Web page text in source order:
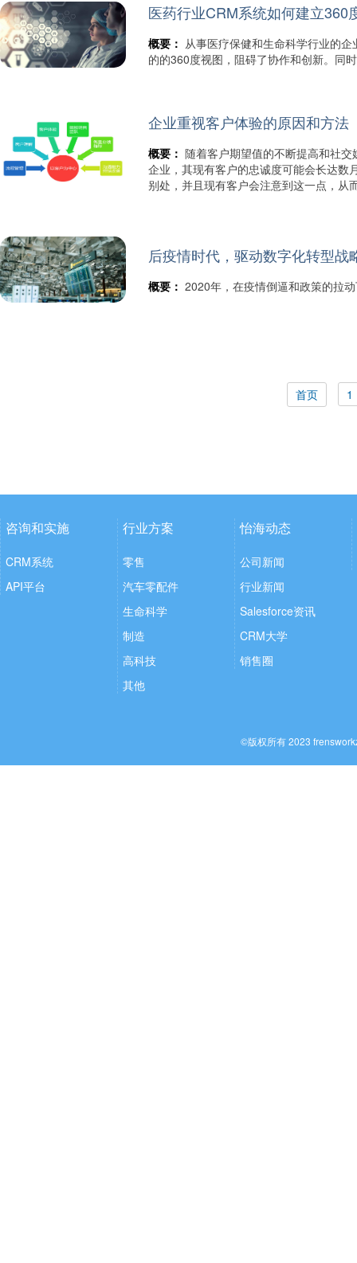
医药行业CRM系统如何建立360
概要： 从事医疗保健和生命科学行业的
的的360度视图，阻碍了协作和创新。同
企业重视客户体验的原因和方法
概要： 随着客户期望值的不断提高和社
企业，其现有客户的忠诚度可能会长达数
别处，并且现有客户会注意到这一点，从
后疫情时代，驱动数字化转型战
概要： 2020年，在疫情倒逼和政策的拉
首页 1
咨询和实施
CRM系统
API平台
行业方案
零售
汽车零配件
生命科学
制造
高科技
其他
怡海动态
公司新闻
行业新闻
Salesforce资讯
CRM大学
销售圈
©版权所有 2023